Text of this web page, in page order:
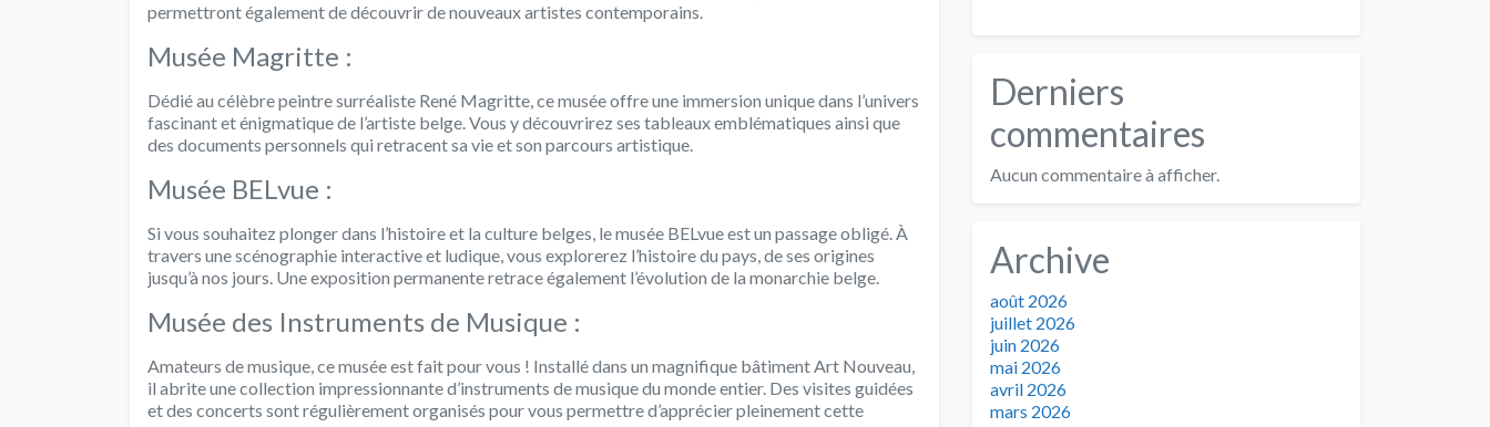
permettront également de découvrir de nouveaux artistes contemporains.
Musée Magritte :
Dédié au célèbre peintre surréaliste René Magritte, ce musée offre une immersion unique dans l’univers
fascinant et énigmatique de l’artiste belge. Vous y découvrirez ses tableaux emblématiques ainsi que
des documents personnels qui retracent sa vie et son parcours artistique.
Musée BELvue :
Si vous souhaitez plonger dans l’histoire et la culture belges, le musée BELvue est un passage obligé. À
travers une scénographie interactive et ludique, vous explorerez l’histoire du pays, de ses origines
jusqu’à nos jours. Une exposition permanente retrace également l’évolution de la monarchie belge.
Musée des Instruments de Musique :
Amateurs de musique, ce musée est fait pour vous ! Installé dans un magnifique bâtiment Art Nouveau,
il abrite une collection impressionnante d’instruments de musique du monde entier. Des visites guidées
et des concerts sont régulièrement organisés pour vous permettre d’apprécier pleinement cette
Derniers
commentaires
Aucun commentaire à afficher.
Archive
août 2026
juillet 2026
juin 2026
mai 2026
avril 2026
mars 2026